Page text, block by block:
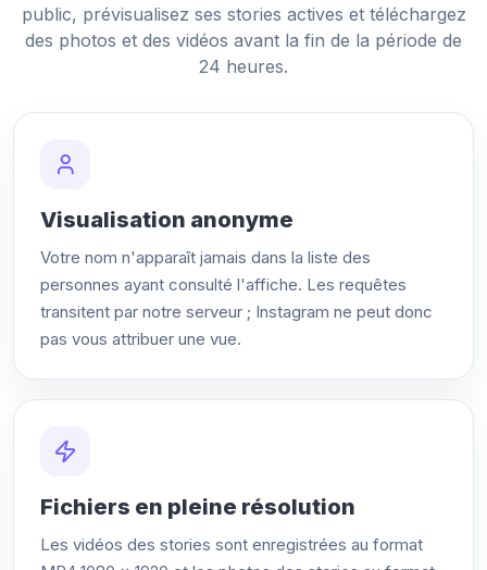
public, prévisualisez ses stories actives et téléchargez
des photos et des vidéos avant la fin de la période de
24 heures.
Visualisation anonyme
Votre nom n'apparaît jamais dans la liste des
personnes ayant consulté l'affiche. Les requêtes
transitent par notre serveur ; Instagram ne peut donc
pas vous attribuer une vue.
Fichiers en pleine résolution
Les vidéos des stories sont enregistrées au format